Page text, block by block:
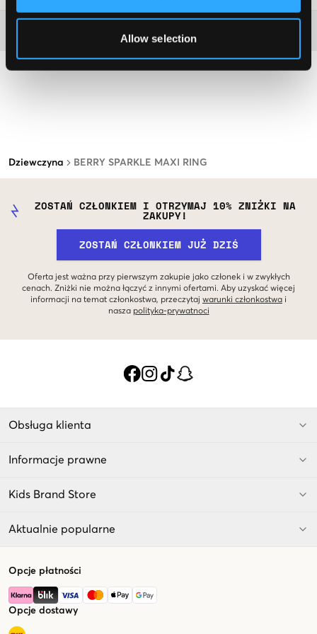
Allow selection
Dziewczyna BERRY SPARKLE MAXI RING
ZOSTAŃ CZŁONKIEM I OTRZYMAJ 10% ZNIŻKI NA
ZAKUPY!
ZOSTAŃ CZŁONKIEM JUŻ DZIŚ
Oferta jest ważna przy pierwszym zakupie jako członek i w zwykłych
cenach. Zniżki nie można łączyć z innymi ofertami. Aby uzyskać więcej
informacji na temat członkostwa, przeczytaj warunki członkostwa i
nasza polityka-prywatnoci
Obsługa klienta
Informacje prawne
Kids Brand Store
Aktualnie popularne
Opcje płatności
Opcje dostawy